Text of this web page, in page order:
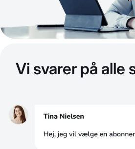
Vi svarer på alle